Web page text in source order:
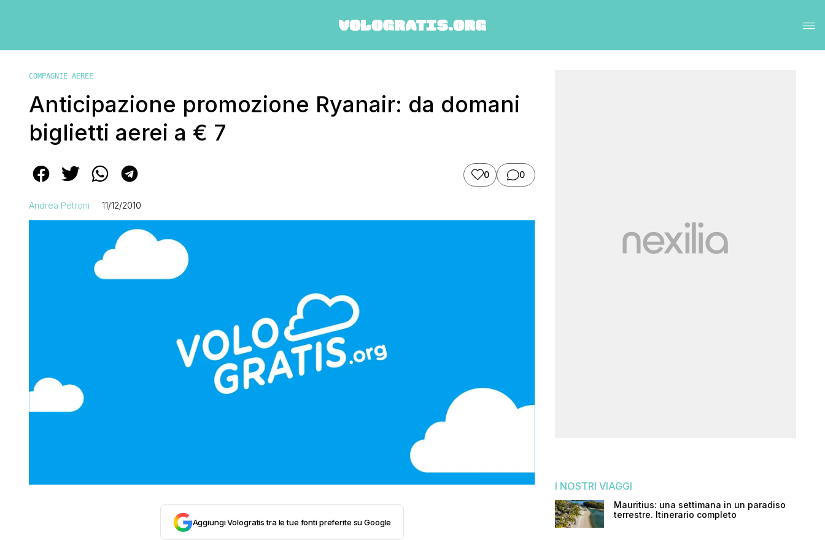
COMPAGNIE AEREE
Anticipazione promozione Ryanair: da domani
biglietti aerei a € 7
0 0
Andrea Petroni 11/12/2010
Aggiungi Vologratis tra le tue fonti preferite su Google
I NOSTRI VIAGGI
Mauritius: una settimana in un paradiso
terrestre. Itinerario completo